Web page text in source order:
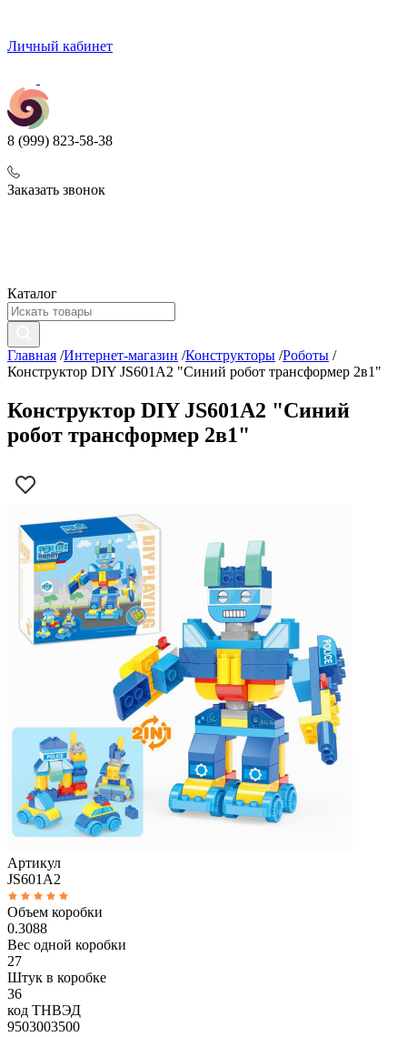
Личный кабинет
8 (999) 823-58-38
Заказать звонок
Каталог
Главная /Интернет-магазин /Конструкторы /Роботы /
Конструктор DIY JS601A2 "Синий робот трансформер 2в1"
Конструктор DIY JS601A2 "Синий
робот трансформер 2в1"
Артикул
JS601A2
Объем коробки
0.3088
Вес одной коробки
27
Штук в коробке
36
код ТНВЭД
9503003500